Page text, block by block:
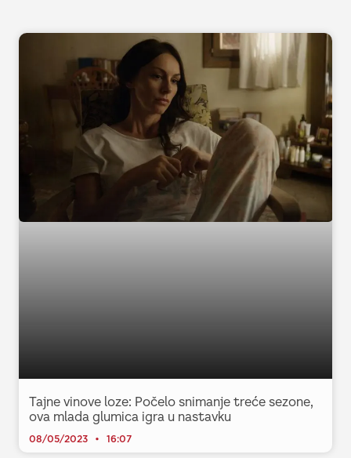
Tajne vinove loze: Počelo snimanje treće sezone,
ova mlada glumica igra u nastavku
08/05/2023 16:07